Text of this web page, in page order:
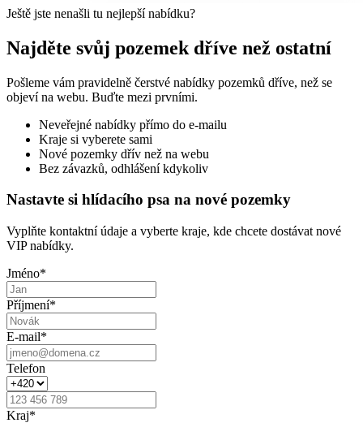
Ještě jste nenašli tu nejlepší nabídku?
Najděte svůj pozemek dříve než ostatní
Pošleme vám pravidelně čerstvé nabídky pozemků dříve, než se
objeví na webu. Buďte mezi prvními.
Neveřejné nabídky přímo do e-mailu
Kraje si vyberete sami
Nové pozemky dřív než na webu
Bez závazků, odhlášení kdykoliv
Nastavte si hlídacího psa na nové pozemky
Vyplňte kontaktní údaje a vyberte kraje, kde chcete dostávat nové
VIP nabídky.
Jméno*
Příjmení*
E-mail*
Telefon
Kraj*